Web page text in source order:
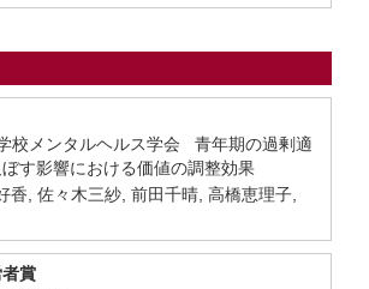
校メンタルヘルス学会 青年期の過剰適
す影響における価値の調整効果
香, 佐々木三紗, 前田千晴, 高橋恵理子,
賞